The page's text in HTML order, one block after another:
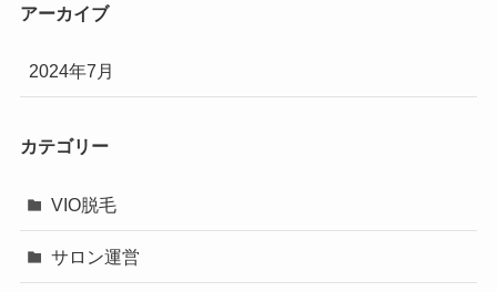
アーカイブ
2024年7月
カテゴリー
VIO脱毛
サロン運営